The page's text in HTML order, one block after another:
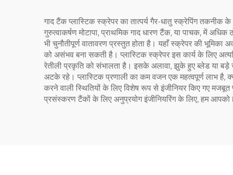
गाद टैंक प्लास्टिक स्क्रेपर का तात्पर्य गैर-धातु स्क्रेपिंग तकनीक
गुरुत्वाकर्षण मोटापा, प्राथमिक गाद धारण टैंक, या पाचक, में
भी चुनौतीपूर्ण वातावरण प्रस्तुत होता है। यहाँ स्क्रेपर की
को असंभव बना सकती है। प्लास्टिक स्क्रेपर इस कार्य के लिए
रेतीली प्रकृति को संभालता है। इसके अलावा, झुके हुए ब्लेड या बड़े
अटके रहे। प्लास्टिक प्रणाली का कम वजन एक महत्वपूर्ण लाभ है,
करने वाली स्थितियों के लिए विशेष रूप से इंजीनियर किए गए
प्रसंस्करण टैंकों के लिए अनुप्रयोग इंजीनियरिंग के लिए, हम आपको